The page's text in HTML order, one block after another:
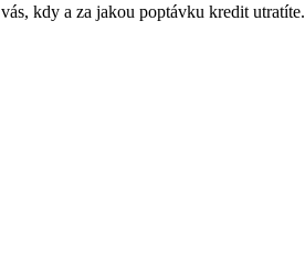
kdy a za jakou poptávku kredit utratíte.